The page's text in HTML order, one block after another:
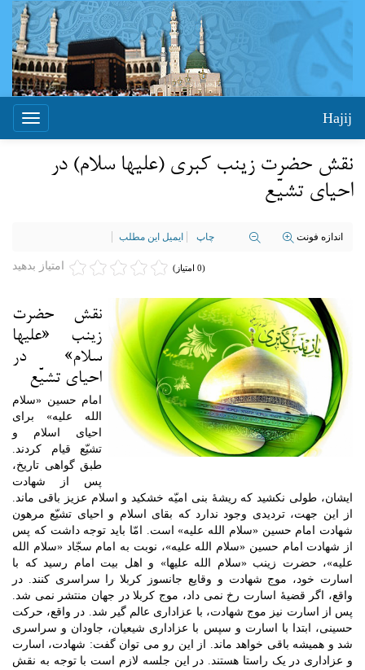
Toggle
Hajij
نقش حضرت زینب کبری (علیها سلام) در
احیای تشیّع
اندازه فونت چاپ ایمیل این مطلب
امتیاز بدهید (0 امتیاز)
نقش حضرت
زینب «علیها
سلام» در
احیای تشیّع
امام حسین «سلام
الله علیه» برای
احیای اسلام و
تشیّع قیام کردند.
طبق گواهی تاریخ،
پس از شهادت
ایشان، طولی نکشید که ریشۀ بنی امیّه خشکید و اسلام عزیز باقی ماند.
از این جهت، تردیدی وجود ندارد که بقای اسلام و احیای تشیّع مرهون
شهادت امام حسین «سلام الله علیه» است. امّا باید توجه داشت که پس
از شهادت امام حسین «سلام الله علیه»، نوبت به امام سجّاد «سلام الله
علیه»، حضرت زینب «سلام الله علیها» و اهل بیت امام رسید که با
اسارت خود، موج شهادت و وقایع جانسوز کربلا را سراسری کنند. در
واقع، اگر قضیۀ اسارت رخ نمی داد، موج کربلا در جهان منتشر نمی شد.
پس از اسارت نیز موج شهادت، با عزاداری عالم گیر شد. در واقع، حرکت
حسینی، ابتدا با اسارت و سپس با عزاداری شیعیان، جاودان و سراسری
شد و همیشه باقی خواهد ماند. از این رو می توان گفت: شهادت، اسارت
و عزاداری در یک راستا هستند. در این جلسه لازم است با توجه به نقش